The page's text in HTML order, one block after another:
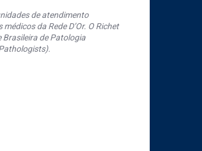
de atendimento
da Rede D’Or. O Richet
de Patologia